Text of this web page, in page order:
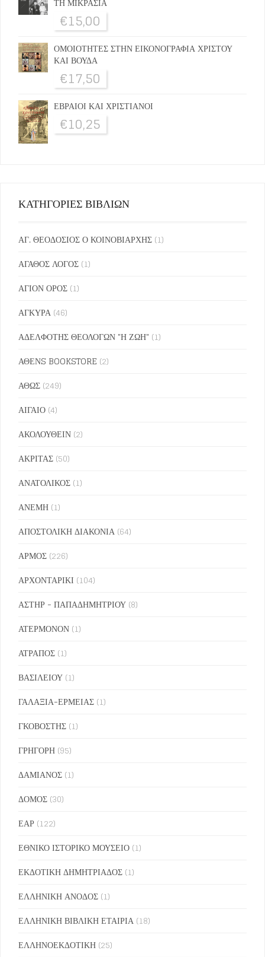
€15,00
ΟΜΟΙΟΤΗΤΕΣ ΣΤΗΝ ΕΙΚΟΝΟΓΡΑΦΙΑ ΧΡΙΣΤΟΥ
ΚΑΙ ΒΟΥΔΑ
€17,50
ΕΒΡΑΙΟΙ ΚΑΙ ΧΡΙΣΤΙΑΝΟΙ
€10,25
ΚΑΤΗΓΟΡΙΕΣ ΒΙΒΛΙΩΝ
ΑΓ. ΘΕΟΔΟΣΙΟΣ Ο ΚΟΙΝΟΒΙΑΡΧΗΣ (1)
ΑΓΑΘΟΣ ΛΟΓΟΣ (1)
ΑΓΙΟΝ ΟΡΟΣ (1)
ΑΓΚΥΡΑ (46)
ΑΔΕΛΦΟΤΗΣ ΘΕΟΛΟΓΩΝ "Η ΖΩΗ" (1)
ΑΘΕΝS BOOKSTORE (2)
ΑΘΩΣ (249)
ΑΙΓΑΙΟ (4)
ΑΚΟΛΟΥΘΕΙΝ (2)
ΑΚΡΙΤΑΣ (50)
ΑΝΑΤΟΛΙΚΟΣ (1)
ΑΝΕΜΗ (1)
ΑΠΟΣΤΟΛΙΚΗ ΔΙΑΚΟΝΙΑ (64)
ΑΡΜΟΣ (226)
ΑΡΧΟΝΤΑΡΙΚΙ (104)
ΑΣΤΗΡ - ΠΑΠΑΔΗΜΗΤΡΙΟΥ (8)
ΑΤΕΡΜΟΝΟΝ (1)
ΑΤΡΑΠΟΣ (1)
ΒΑΣΙΛΕΙΟΥ (1)
ΓΑΛΑΞΙΑ-ΕΡΜΕΙΑΣ (1)
ΓΚΟΒΟΣΤΗΣ (1)
ΓΡΗΓΟΡΗ (95)
ΔΑΜΙΑΝΟΣ (1)
ΔΟΜΟΣ (30)
ΕΑΡ (122)
ΕΘΝΙΚΟ ΙΣΤΟΡΙΚΟ ΜΟΥΣΕΙΟ (1)
ΕΚΔΟΤΙΚΗ ΔΗΜΗΤΡΙΑΔΟΣ (1)
ΕΛΛΗΝΙΚΗ ΑΝΟΔΟΣ (1)
ΕΛΛΗΝΙΚΗ ΒΙΒΛΙΚΗ ΕΤΑΙΡΙΑ (18)
ΕΛΛΗΝΟΕΚΔΟΤΙΚΗ (25)